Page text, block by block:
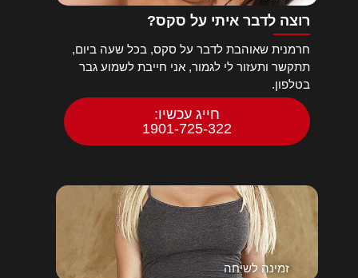
רוצה לדבר איתי על סקס?
חרמנית שאוהבת לדבר על סקס, בכל שעה ביום,
תתקשר ותעזור לי לגמור, אני חייבת לשמוע גבר
בטלפון.
חייג עכשיו:
1901-725-322
זמינה לשיחה